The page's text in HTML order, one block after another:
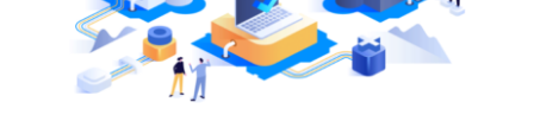
Kapcsolat